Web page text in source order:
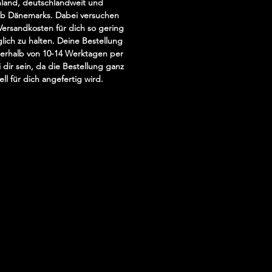
dem Alltag deines Hundes einen
Frische und Lebensfreude mit
ON BEACH Halsband“ – der
Begleiter für sportliche Abenteuer
und gemütliche Spaziergänge
deutschlandweit und
Dänemarks. Dabei versuchen
für dich so gering
zu halten. Deine Bestellung
von 10-14 Werktagen per
dir sein, da die Bestellung ganz
für dich angefertig wird.